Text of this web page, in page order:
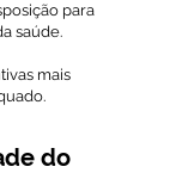
para
saúde.
mais
do